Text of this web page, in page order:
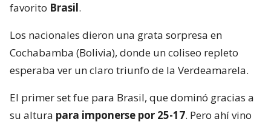
favorito Brasil.
Los nacionales dieron una grata sorpresa en
Cochabamba (Bolivia), donde un coliseo repleto
esperaba ver un claro triunfo de la Verdeamarela.
El primer set fue para Brasil, que dominó gracias a
su altura para imponerse por 25-17. Pero ahí vino